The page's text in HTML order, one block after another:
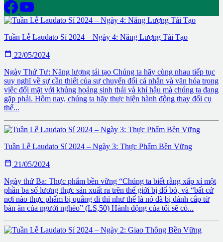
Tuần Lễ Laudato Sí 2024 – Ngày 4: Năng Lượng Tái Tạo
 22/05/2024
Ngày Thứ Tư: Năng lượng tái tạo Chúng ta hãy cùng nhau tiếp tục
suy nghĩ về sự cần thiết của sự chuyển đổi cá nhân và văn hóa trong
việc đối mặt với khủng hoảng sinh thái và khí hậu mà chúng ta đang
gặp phải. Hôm nay, chúng ta hãy thực hiện hành động thay đổi cụ
thể...
Tuần Lễ Laudato Sí 2024 – Ngày 3: Thực Phẩm Bền Vững
 21/05/2024
Ngày thứ Ba: Thực phẩm bền vững “Chúng ta biết rằng xấp xỉ một
phần ba số lương thực sản xuất ra trên thế giới bị đổ bỏ, và “bất cứ
nơi nào thực phẩm bị quẳng đi thì như thể là nó đã bị đánh cắp từ
bàn ăn của người nghèo” (LS,50) Hành động của tôi sẽ có...